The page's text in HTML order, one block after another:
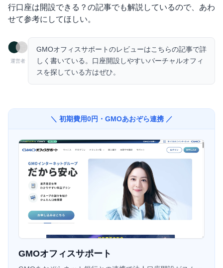
行口座は開設できる？ の記事でも解説しているので、あわ
せて参考にしてほしい。
運営者
GMOオフィスサポートのレビューはこちらの記事で詳
しく書いている。口座開設しやすいバーチャルオフィ
スを探している方はぜひ。
＼ 初期費用0円・GMOあおぞら連携 ／
GMOオフィスサポート